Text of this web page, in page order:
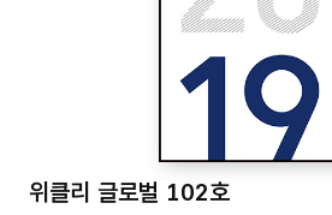
위클리 글로벌 102호